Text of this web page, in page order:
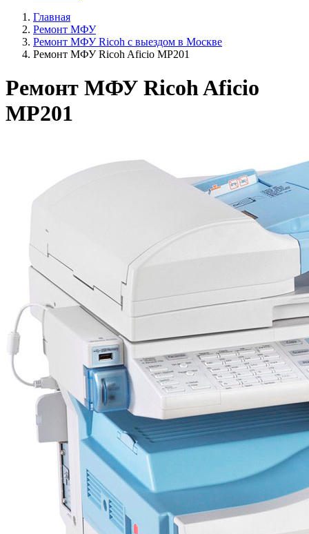
Главная
Ремонт МФУ
Ремонт МФУ Ricoh с выездом в Москве
Ремонт МФУ Ricoh Aficio MP201
Ремонт МФУ Ricoh Aficio
MP201